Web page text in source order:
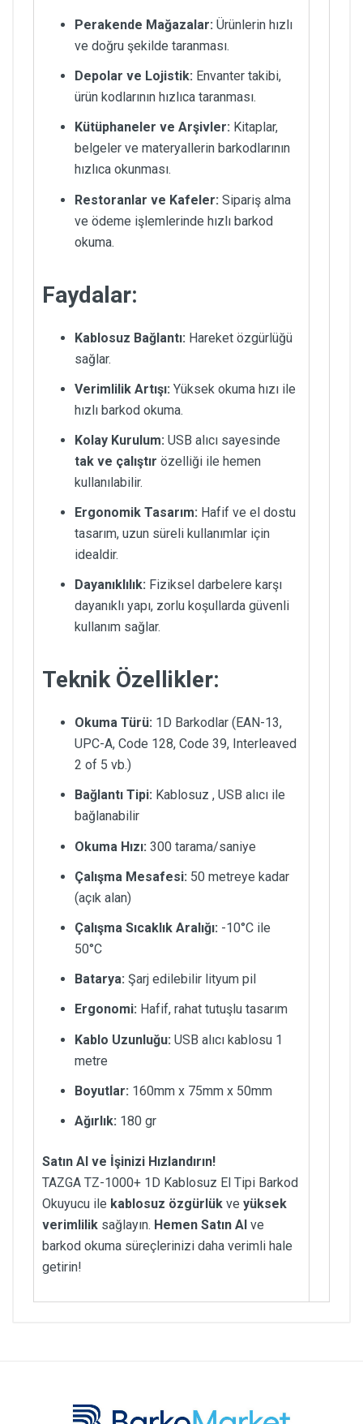
Perakende Mağazalar: Ürünlerin hızlı
ve doğru şekilde taranması.
Depolar ve Lojistik: Envanter takibi,
ürün kodlarının hızlıca taranması.
Kütüphaneler ve Arşivler: Kitaplar,
belgeler ve materyallerin barkodlarının
hızlıca okunması.
Restoranlar ve Kafeler: Sipariş alma
ve ödeme işlemlerinde hızlı barkod
okuma.
Faydalar:
Kablosuz Bağlantı: Hareket özgürlüğü
sağlar.
Verimlilik Artışı: Yüksek okuma hızı ile
hızlı barkod okuma.
Kolay Kurulum: USB alıcı sayesinde
tak ve çalıştır özelliği ile hemen
kullanılabilir.
Ergonomik Tasarım: Hafif ve el dostu
tasarım, uzun süreli kullanımlar için
idealdir.
Dayanıklılık: Fiziksel darbelere karşı
dayanıklı yapı, zorlu koşullarda güvenli
kullanım sağlar.
Teknik Özellikler:
Okuma Türü: 1D Barkodlar (EAN-13,
UPC-A, Code 128, Code 39, Interleaved
2 of 5 vb.)
Bağlantı Tipi: Kablosuz , USB alıcı ile
bağlanabilir
Okuma Hızı: 300 tarama/saniye
Çalışma Mesafesi: 50 metreye kadar
(açık alan)
Çalışma Sıcaklık Aralığı: -10°C ile
50°C
Batarya: Şarj edilebilir lityum pil
Ergonomi: Hafif, rahat tutuşlu tasarım
Kablo Uzunluğu: USB alıcı kablosu 1
metre
Boyutlar: 160mm x 75mm x 50mm
Ağırlık: 180 gr
Satın Al ve İşinizi Hızlandırın!
TAZGA TZ-1000+ 1D Kablosuz El Tipi Barkod
Okuyucu ile kablosuz özgürlük ve yüksek
verimlilik sağlayın. Hemen Satın Al ve
barkod okuma süreçlerinizi daha verimli hale
getirin!